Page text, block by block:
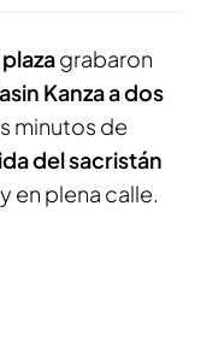
grabaron
Kanza a dos
minutos de
del sacristán
en plena calle.